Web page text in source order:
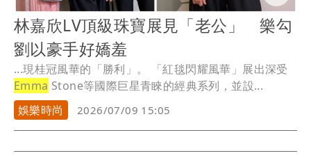
林嘉欣LV頂級珠寶展見「老公」 樂勾
劉以豪手好嬌羞
...現桂冠風華的「勝利」。 「紅毯閃耀風華」展出深受
Emma Stone等國際巨星青睞的經典系列，並設...
娛樂時尚
2026/07/09 15:05